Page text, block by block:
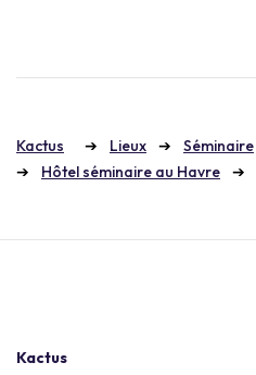
Kactus Lieux Séminaire
Hôtel séminaire au Havre
Kactus